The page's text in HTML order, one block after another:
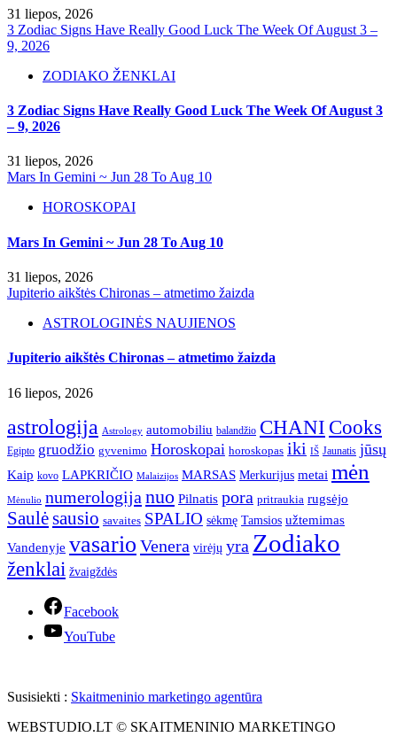
31 liepos, 2026
3 Zodiac Signs Have Really Good Luck The Week Of August 3 –
9, 2026
ZODIAKO ŽENKLAI
3 Zodiac Signs Have Really Good Luck The Week Of August 3
– 9, 2026
31 liepos, 2026
Mars In Gemini ~ Jun 28 To Aug 10
HOROSKOPAI
Mars In Gemini ~ Jun 28 To Aug 10
31 liepos, 2026
Jupiterio aikštės Chironas – atmetimo žaizda
ASTROLOGINĖS NAUJIENOS
Jupiterio aikštės Chironas – atmetimo žaizda
16 liepos, 2026
astrologija Astrology automobiliu balandžio CHANI Cooks
Egipto gruodžio gyvenimo Horoskopai horoskopas iki IŠ Jaunatis jūsų
Kaip kovo LAPKRIČIO Malaizijos MARSAS Merkurijus metai mėn
Mėnulio numerologija nuo Pilnatis pora pritraukia rugsėjo
Saulėsausio savaites SPALIO sėkmę Tamsios užtemimas
Vandenyje vasario Venera virėjų yra Zodiako
ženklai žvaigždės
Facebook
YouTube
Susisiekti : Skaitmeninio marketingo agentūra
WEBSTUDIO.LT © SKAITMENINIO MARKETINGO